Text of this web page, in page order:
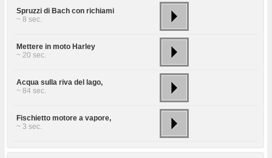
Spruzzi di Bach con richiami
~ 8 sec.
Mettere in moto Harley
~ 20 sec.
Acqua sulla riva del lago,
~ 84 sec.
Fischietto motore a vapore,
~ 3 sec.